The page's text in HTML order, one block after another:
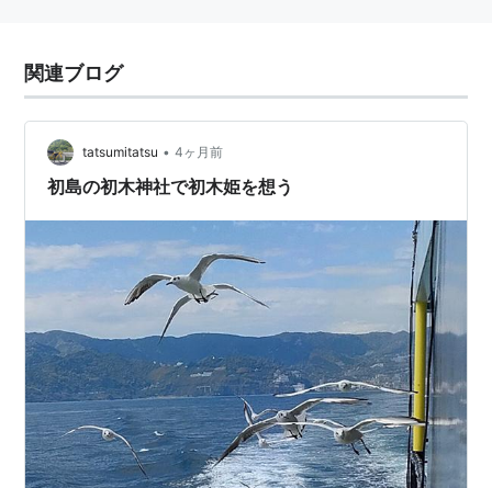
関連ブログ
tatsumitatsu • 4ヶ月前
初島の初木神社で初木姫を想う